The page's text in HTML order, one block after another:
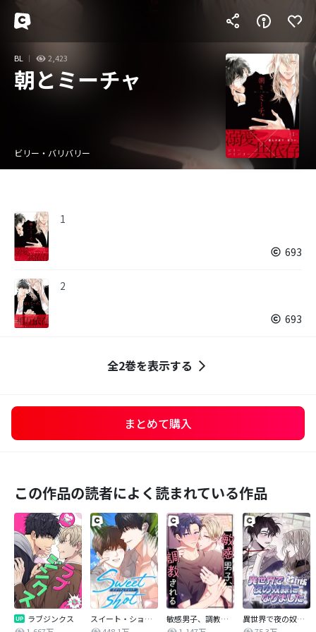
BL 2,423
朝とミーチャ
ビリー・バリバリー
1
693
2
693
全2巻を表示する
まとめて購入
この作品の読者によく読まれている作品
ラブジンクス
スイート・ショット
敏感男子、調教される
異世界で夜の奴隷になりました【改訂版】